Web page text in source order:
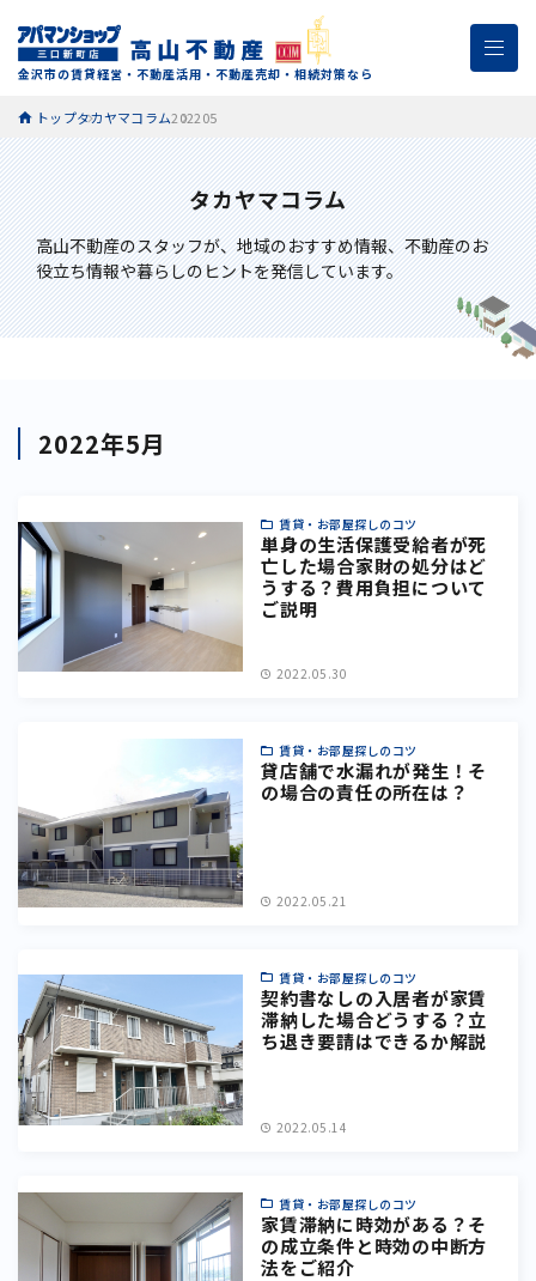
金沢市の賃貸経営・不動産活用・不動産売却・相続対策なら
トップタカヤマコラム202205
タカヤマコラム
高山不動産のスタッフが、地域のおすすめ情報、不動産のお
役立ち情報や暮らしのヒントを発信しています。
2022年5月
賃貸・お部屋探しのコツ
単身の生活保護受給者が死
亡した場合家財の処分はど
うする？費用負担について
ご説明
2022.05.30
賃貸・お部屋探しのコツ
貸店舗で水漏れが発生！そ
の場合の責任の所在は？
2022.05.21
賃貸・お部屋探しのコツ
契約書なしの入居者が家賃
滞納した場合どうする？立
ち退き要請はできるか解説
2022.05.14
賃貸・お部屋探しのコツ
家賃滞納に時効がある？そ
の成立条件と時効の中断方
法をご紹介